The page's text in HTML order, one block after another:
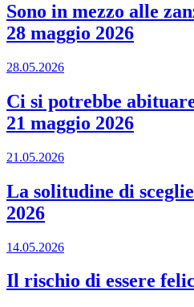
Sono in mezzo alle
28 maggio 2026
28.05.2026
Ci si potrebbe
21 maggio 2026
21.05.2026
La solitudine di
2026
14.05.2026
Il rischio di essere